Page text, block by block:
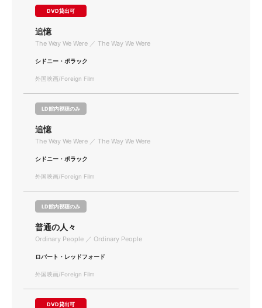
DVD貸出可
追憶
The Way We Were ／ The Way We Were
シドニー・ポラック
外国映画/Foreign Film
LD館内視聴のみ
追憶
The Way We Were ／ The Way We Were
シドニー・ポラック
外国映画/Foreign Film
LD館内視聴のみ
普通の人々
Ordinary People ／ Ordinary People
ロバート・レッドフォード
外国映画/Foreign Film
DVD貸出可